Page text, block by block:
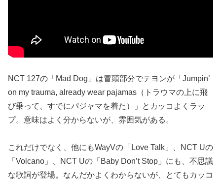
NCT 127の「Mad Dog」は冒頭部分でテヨンが「Jumpin’
on my trauma, already wear pajamas（トラウマの上に飛
び乗って、すでにパジャマを着た）」とカッコよくラッ
プ。意味はよく分からないが、雰囲気がある。
これだけでなく、他にもWayVの「Love Talk」、NCT Uの
「Volcano」、NCT Uの「Baby Don’t Stop」にも、不思議
な歌詞が登場。なんだかよくわからないが、とてもカッコ